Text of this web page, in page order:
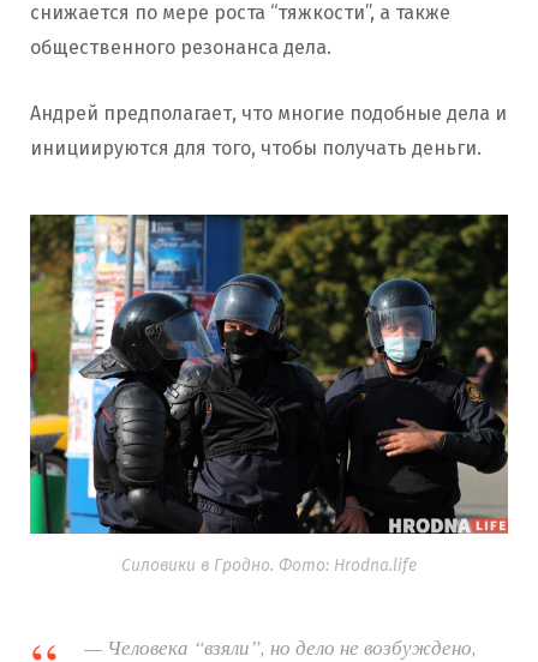
снижается по мере роста “тяжкости”, а также
общественного резонанса дела.
Андрей предполагает, что многие подобные дела и
инициируются для того, чтобы получать деньги.
Силовики в Гродно. Фото: Hrodna.life
— Человека “взяли”, но дело не возбуждено,